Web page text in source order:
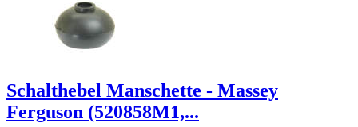
Schalthebel Manschette - Massey
Ferguson (520858M1,...